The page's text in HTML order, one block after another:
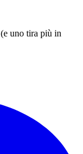
uno tira più in